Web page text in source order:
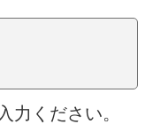
力ください。